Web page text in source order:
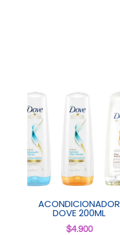
ACONDICIONADOR
DOVE 200ML
$4.900